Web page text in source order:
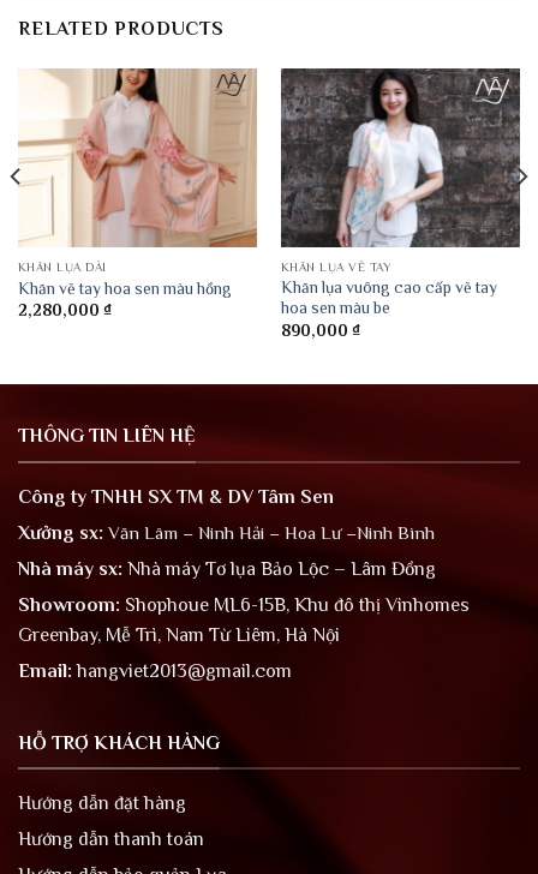
RELATED PRODUCTS
KHĂN LỤA DÀI
Khăn vẽ tay hoa sen màu hồng
2,280,000 ₫
KHĂN LỤA VẼ TAY
Khăn lụa vuông cao cấp vẽ tay
hoa sen màu be
890,000 ₫
THÔNG TIN LIÊN HỆ
Công ty TNHH SX TM & DV Tâm Sen
Xưởng sx: Văn Lâm – Ninh Hải – Hoa Lư –Ninh Bình
Nhà máy sx: Nhà máy Tơ lụa Bảo Lộc – Lâm Đồng
Showroom: Shophoue ML6-15B, Khu đô thị Vinhomes
Greenbay, Mễ Trì, Nam Từ Liêm, Hà Nội
Email:hangviet2013@gmail.com
HỖ TRỢ KHÁCH HÀNG
Hướng dẫn đặt hàng
Hướng dẫn thanh toán